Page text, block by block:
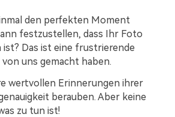
Mehr Lösungen
Email
Reparatur von PST- und OST-
den perfekten Moment
festzustellen, dass Ihr Foto
ist? Das ist eine frustrierende
uns gemacht haben.
wertvollen Erinnerungen ihrer
berauben. Aber keine
zu tun ist!